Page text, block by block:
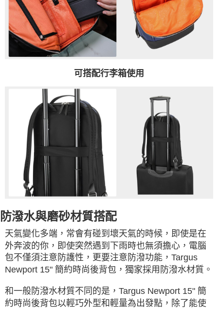
可搭配行李箱使用
防潑水與磨砂材質搭配
天氣變化多端，常會有碰到壞天氣的時候，即使是在
外奔波的你，即使突然遇到下雨時也無須擔心，電腦
包不僅須注意防護性，更要注意防潑功能，Targus
Newport 15" 簡約時尚後背包，獨家採用防潑水材質。
和一般防潑水材質不同的是，Targus Newport 15" 簡
約時尚後背包以輕巧外型和輕量為出發點，除了能使